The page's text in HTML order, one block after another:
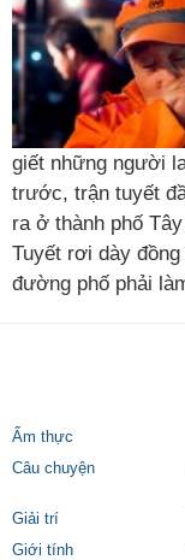
giết những người
trước, trận tuyết
ra ở thành phố
Tuyết rơi dày
đường phố phải
Ẩm thực
Câu chuyện
Giải trí
Giới tính